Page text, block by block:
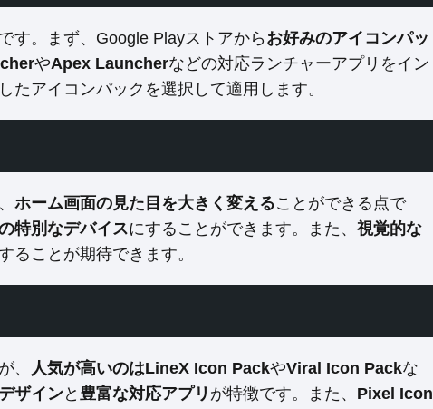
す。まず、Google Playストアから お好みのアイコンパッ
やApex Launcherなどの対応ランチャーアプリをイン
アイコンパックを選択して適用します。
ホーム画面の見た目を大きく変えることができる点で
特別なデバイスにすることができます。また、 視覚的な
ることが期待できます。
、 人気が高いのはLineX Icon PackやViral Icon Packな
ザインと 豊富な対応アプリ が特徴です。また、 Pixel Icon